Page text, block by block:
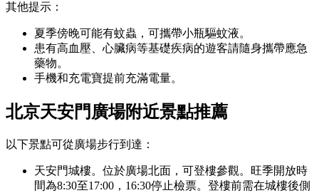
其他提示：
夏季傍晚可能有蚊蟲，可攜帶小瓶驅蚊液。
患有高血壓、心臟病等基礎疾病的遊客請隨身攜帶應急
藥物。
手機和充電寶提前充滿電量。
北京天安門廣場附近景點推薦
以下景點可從廣場步行到達：
天安門城樓。位於廣場北面，可登樓參觀。旺季開放時
間為8:30至17:00，16:30停止檢票。登樓前需在城樓後側